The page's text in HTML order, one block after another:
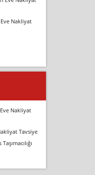
Nakliyat
Nakliyat
Tavsiye